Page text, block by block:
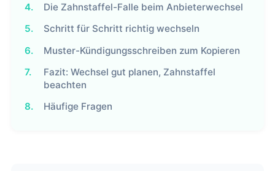
4.
Die Zahnstaffel-Falle beim Anbieterwechsel
5.
Schritt für Schritt richtig wechseln
6.
Muster-Kündigungsschreiben zum Kopieren
7.
Fazit: Wechsel gut planen, Zahnstaffel
beachten
8.
Häufige Fragen